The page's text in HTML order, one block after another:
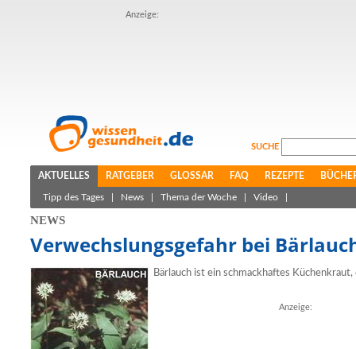
Anzeige:
SUCHE
AKTUELLES RATGEBER GLOSSAR FAQ REZEPTE
Tipp des Tages News Thema der Woche Video
NEWS
Verwechslungsgefahr bei
Bärlauch ist ein schmackhaftes
Anzeige: